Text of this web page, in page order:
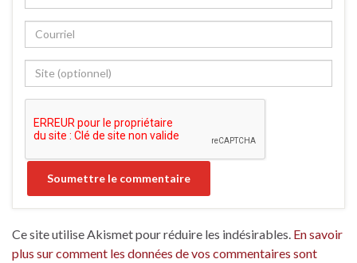
Ce site utilise Akismet pour réduire les indésirables. En savoir
plus sur comment les données de vos commentaires sont